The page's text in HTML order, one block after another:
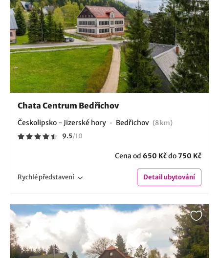
Chata Centrum Bedřichov
Českolipsko - Jizerské hory Bedřichov (8 km)
9.5/10
Cena od 650 Kčdo750 Kč
Rychlépředstavení Detailubytování